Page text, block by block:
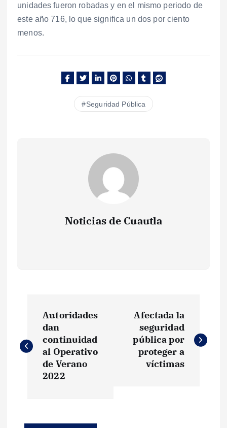
unidades fueron robadas y en el mismo periodo de
este año 716, lo que significa un dos por ciento
menos.
Seguridad Pública
Noticias de Cuautla
v
Autoridades
dan
continuidad
al Operativo
de Verano
2022
Afectada la
seguridad
pública por
proteger a
víctimas